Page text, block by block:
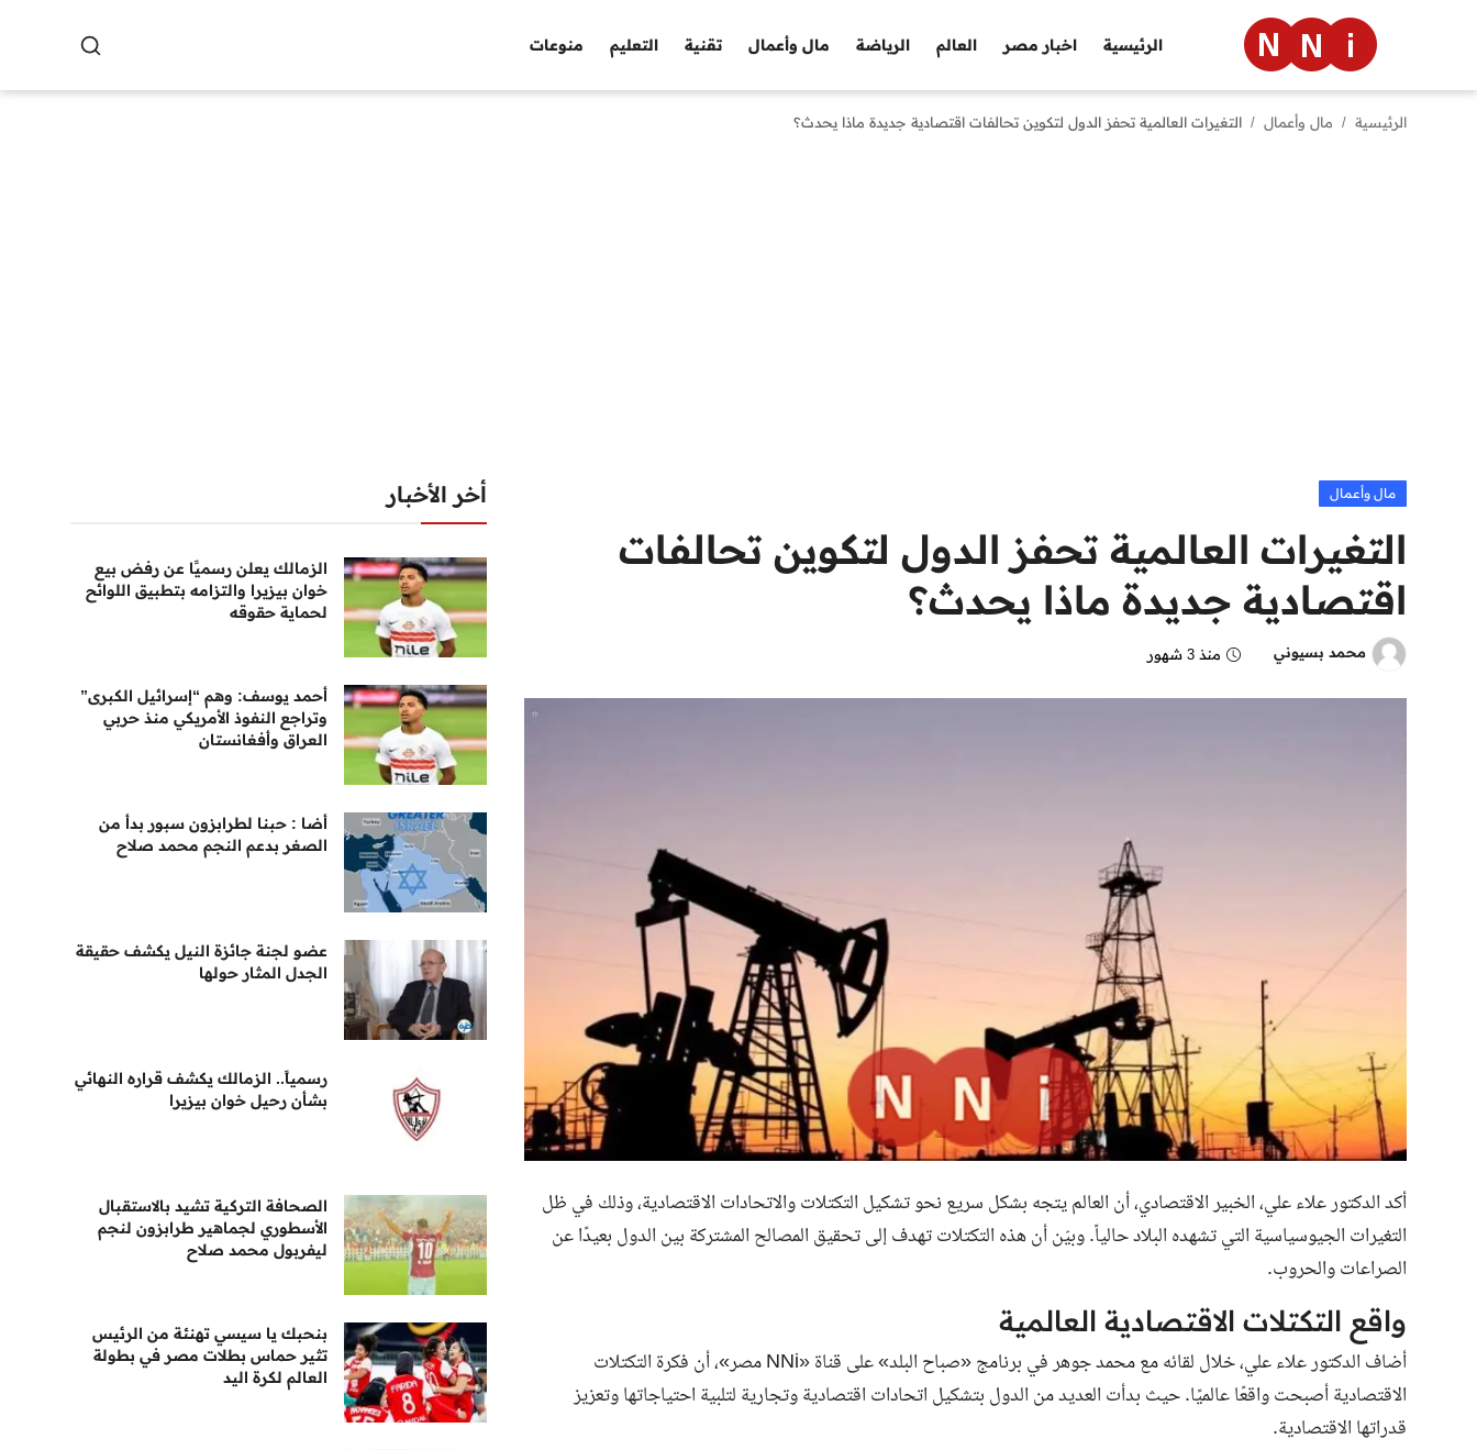
الرئيسية اخبار مصر العالم الرياضة مال وأعمال تقنية التعليم منوعات
منوعات
الرئيسية مال وأعمال التغيرات العالمية تحفز الدول لتكوين تحالفات اقتصادية جديدة ماذا يحدث؟
مال وأعمال
التغيرات العالمية تحفز الدول لتكوين تحالفات
اقتصادية جديدة ماذا يحدث؟
محمد بسيوني منذ 3 شهور
أكد الدكتور علاء علي، الخبير الاقتصادي، أن العالم يتجه بشكل سريع نحو تشكيل التكتلات والاتحادات الاقتصادية، وذلك في ظل
التغيرات الجيوسياسية التي تشهده البلاد حالياً. وبيّن أن هذه التكتلات تهدف إلى تحقيق المصالح المشتركة بين الدول بعيدًا عن
الصراعات والحروب.
واقع التكتلات الاقتصادية العالمية
أضاف الدكتور علاء علي، خلال لقائه مع محمد جوهر في برنامج «صباح البلد» على قناة «NNi مصر»، أن فكرة التكتلات
الاقتصادية أصبحت واقعًا عالميًا. حيث بدأت العديد من الدول بتشكيل اتحادات اقتصادية وتجارية لتلبية احتياجاتها وتعزيز
قدراتها الاقتصادية.
أخر الأخبار
الزمالك يعلن رسميًا عن رفض بيع
خوان بيزيرا والتزامه بتطبيق اللوائح
لحماية حقوقه
أحمد يوسف: وهم “إسرائيل الكبرى”
وتراجع النفوذ الأمريكي منذ حربي
العراق وأفغانستان
أضا : حبنا لطرابزون سبور بدأ من
الصغر بدعم النجم محمد صلاح
عضو لجنة جائزة النيل يكشف حقيقة
الجدل المثار حولها
رسمياً.. الزمالك يكشف قراره النهائي
بشأن رحيل خوان بيزيرا
الصحافة التركية تشيد بالاستقبال
الأسطوري لجماهير طرابزون لنجم
ليفربول محمد صلاح
بنحبك يا سيسي تهنئة من الرئيس
تثير حماس بطلات مصر في بطولة
العالم لكرة اليد